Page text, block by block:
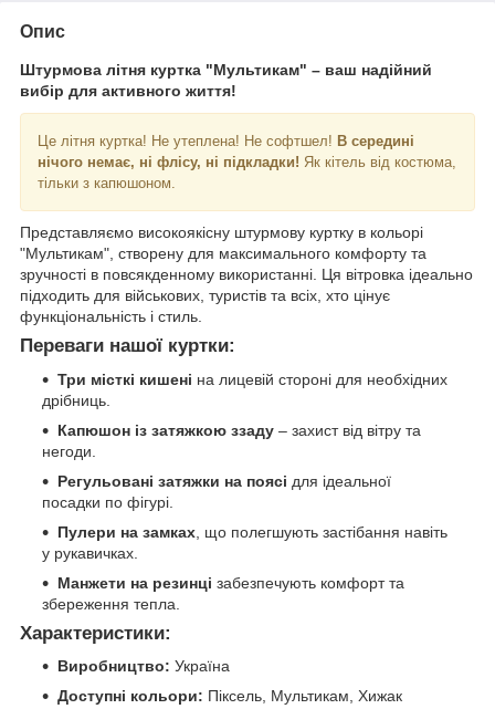
Опис
Штурмова літня куртка "Мультикам" – ваш надійний
вибір для активного життя!
Це літня куртка! Не утеплена! Не софтшел! В середині
нічого немає, ні флісу, ні підкладки! Як кітель від костюма,
тільки з капюшоном.
Представляємо високоякісну штурмову куртку в кольорі
"Мультикам", створену для максимального комфорту та
зручності в повсякденному використанні. Ця вітровка ідеально
підходить для військових, туристів та всіх, хто цінує
функціональність і стиль.
Переваги нашої куртки:
Три місткі кишені на лицевій стороні для необхідних
дрібниць.
Капюшон із затяжкою ззаду – захист від вітру та
негоди.
Регульовані затяжки на поясі для ідеальної
посадки по фігурі.
Пулери на замках , що полегшують застібання навіть
у рукавичках.
Манжети на резинці забезпечують комфорт та
збереження тепла.
Характеристики:
Виробництво: Україна
Доступні кольори: Піксель, Мультикам, Хижак